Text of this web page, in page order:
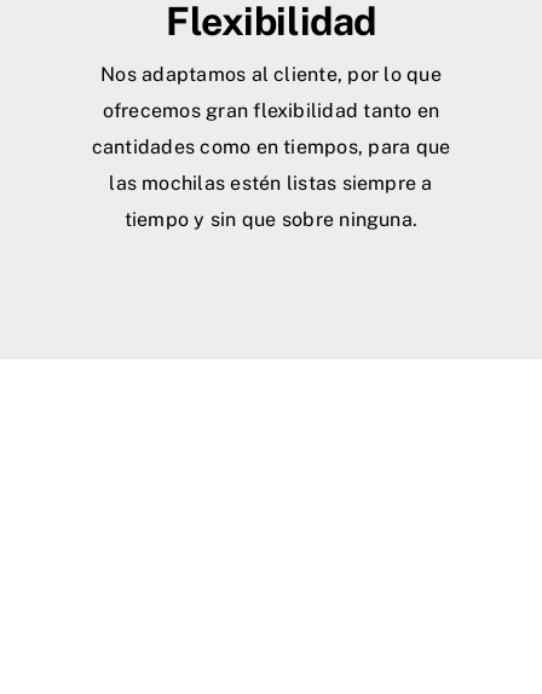
Flexibilidad
Nos adaptamos al cliente, por lo que
ofrecemos gran flexibilidad tanto en
cantidades como en tiempos, para que
las mochilas estén listas siempre a
tiempo y sin que sobre ninguna.